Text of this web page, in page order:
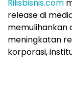
Rilisbisnis.com
release di
memulihankan
meningkatan
korporasi,